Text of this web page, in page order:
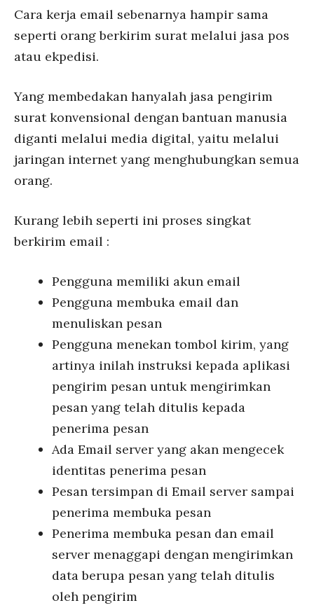
Cara kerja email sebenarnya hampir sama
seperti orang berkirim surat melalui jasa pos
atau ekpedisi.
Yang membedakan hanyalah jasa pengirim
surat konvensional dengan bantuan manusia
diganti melalui media digital, yaitu melalui
jaringan internet yang menghubungkan semua
orang.
Kurang lebih seperti ini proses singkat
berkirim email :
Pengguna memiliki akun email
Pengguna membuka email dan
menuliskan pesan
Pengguna menekan tombol kirim, yang
artinya inilah instruksi kepada aplikasi
pengirim pesan untuk mengirimkan
pesan yang telah ditulis kepada
penerima pesan
Ada Email server yang akan mengecek
identitas penerima pesan
Pesan tersimpan di Email server sampai
penerima membuka pesan
Penerima membuka pesan dan email
server menaggapi dengan mengirimkan
data berupa pesan yang telah ditulis
oleh pengirim